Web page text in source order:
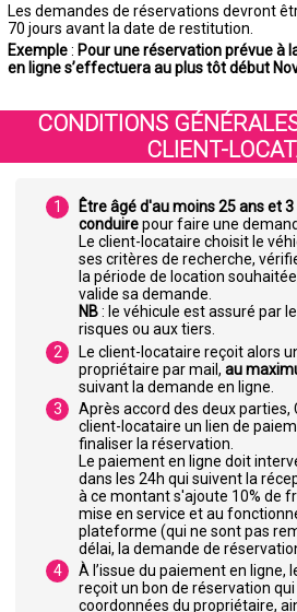
Les demandes de réservations devront
70 jours avant la date de restitution.
Exemple: Pour une réservation prévue à
en ligne s’effectuera au plus tôt début
CONDITIONS
CLIENT-
Être âgé d'au moins 25 ans et
conduirepour faire une
Le client-locataire choisit le
ses critères de recherche,
la période de location
valide sa demande.
NB: le véhicule est assuré par
risques ou aux tiers.
Le client-locataire reçoit alors
propriétaire par mail, au
suivant la demande en ligne.
Après accord des deux parties,
client-locataire un lien de
finaliser la réservation.
Le paiement en ligne doit
dans les 24h qui suivent la
à ce montant s'ajoute 10% de
mise en service et au
plateforme (qui ne sont pas
délai, la demande de
À l’issue du paiement en ligne,
reçoit un bon de réservation
coordonnées du propriétaire,